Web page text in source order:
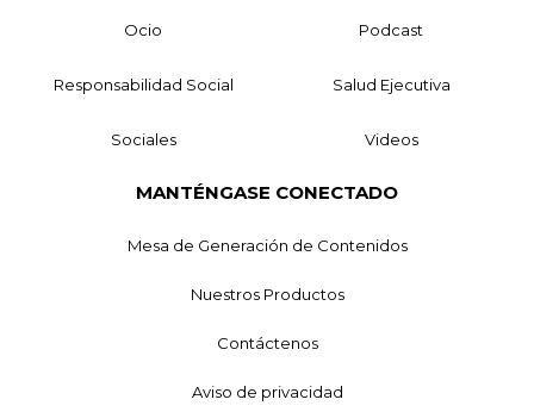
Ocio Podcast
Responsabilidad Social Salud Ejecutiva
Sociales Videos
MANTÉNGASE CONECTADO
Mesa de Generación de Contenidos
Nuestros Productos
Contáctenos
Aviso de privacidad